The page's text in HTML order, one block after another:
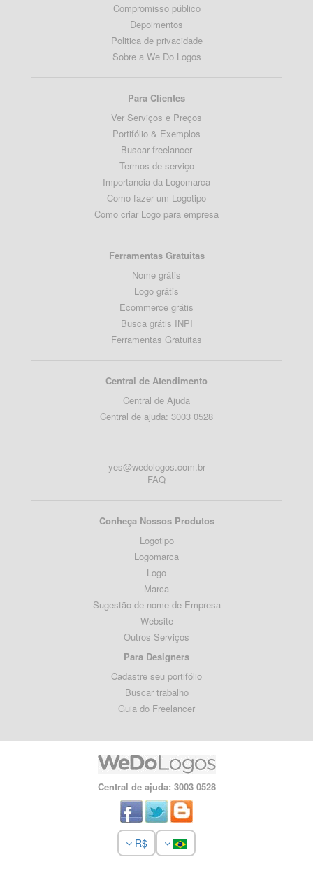
Compromisso público
Depoimentos
Politica de privacidade
Sobre a We Do Logos
Para Clientes
Ver Serviços e Preços
Portifólio & Exemplos
Buscar freelancer
Termos de serviço
Importancia da Logomarca
Como fazer um Logotipo
Como criar Logo para empresa
Ferramentas Gratuitas
Nome grátis
Logo grátis
Ecommerce grátis
Busca grátis INPI
Ferramentas Gratuitas
Central de Atendimento
Central de Ajuda
Central de ajuda: 3003 0528
yes@wedologos.com.br
FAQ
Conheça Nossos Produtos
Logotipo
Logomarca
Logo
Marca
Sugestão de nome de Empresa
Website
Outros Serviços
Para Designers
Cadastre seu portifólio
Buscar trabalho
Guia do Freelancer
Central de ajuda: 3003 0528
R$